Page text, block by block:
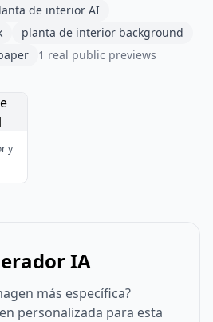
de interior AI
planta de interior background
1 real public previews
y
IA
más específica?
personalizada para esta